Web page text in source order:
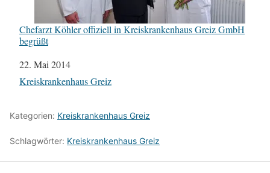
Chefarzt Köhler offiziell in Kreiskrankenhaus Greiz GmbH
begrüßt
Datum
22. Mai 2014
In Bezug auf
Kreiskrankenhaus Greiz
Kategorien: Kreiskrankenhaus Greiz
Schlagwörter: Kreiskrankenhaus Greiz